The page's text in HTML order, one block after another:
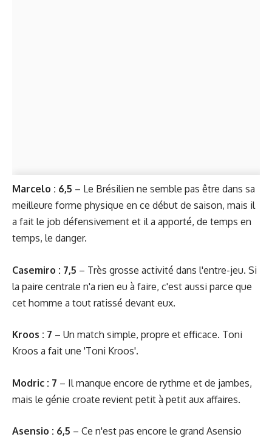
Marcelo : 6,5 – Le Brésilien ne semble pas être dans sa
meilleure forme physique en ce début de saison, mais il
a fait le job défensivement et il a apporté, de temps en
temps, le danger.
Casemiro : 7,5 – Très grosse activité dans l'entre-jeu. Si
la paire centrale n'a rien eu à faire, c'est aussi parce que
cet homme a tout ratissé devant eux.
Kroos : 7 – Un match simple, propre et efficace. Toni
Kroos a fait une 'Toni Kroos'.
Modric : 7 – Il manque encore de rythme et de jambes,
mais le génie croate revient petit à petit aux affaires.
Asensio : 6,5 – Ce n'est pas encore le grand Asensio